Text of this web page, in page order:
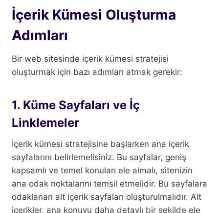
İçerik Kümesi Oluşturma
Adımları
Bir web sitesinde içerik kümesi stratejisi
oluşturmak için bazı adımları atmak gerekir:
1. Küme Sayfaları ve İç
Linklemeler
İçerik kümesi stratejisine başlarken ana içerik
sayfalarını belirlemelisiniz. Bu sayfalar, geniş
kapsamlı ve temel konuları ele almalı, sitenizin
ana odak noktalarını temsil etmelidir. Bu sayfalara
odaklanan alt içerik sayfaları oluşturulmalıdır. Alt
içerikler, ana konuyu daha detaylı bir şekilde ele